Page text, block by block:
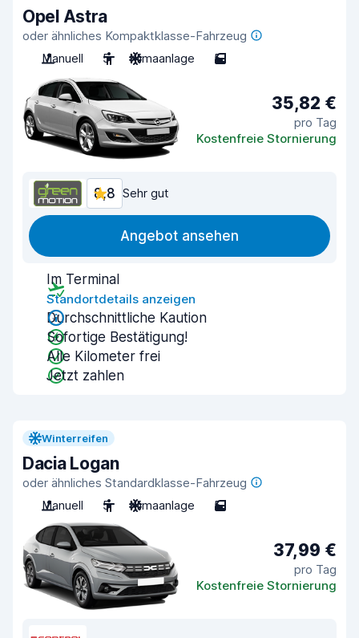
Opel Astra
oder ähnliches Kompaktklasse-Fahrzeug
Manuell
5 Klimaanlage 5
35,82 €
pro Tag
Kostenfreie Stornierung
8,8 Sehr gut
Angebot ansehen
Im Terminal
Standortdetails anzeigen
Durchschnittliche Kaution
Sofortige Bestätigung!
Alle Kilometer frei
Jetzt zahlen
Winterreifen
Dacia Logan
oder ähnliches Standardklasse-Fahrzeug
Manuell
5 Klimaanlage 5
37,99 €
pro Tag
Kostenfreie Stornierung